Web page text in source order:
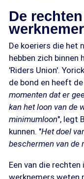
De
De koeriers die het
hebben zich binnen
'Riders Union'.
de bond en heeft
momenten dat er
kan het loon van de
minimumloon", legt
kunnen. "Het doel
beschermen van de
Een van die
werknemers weten